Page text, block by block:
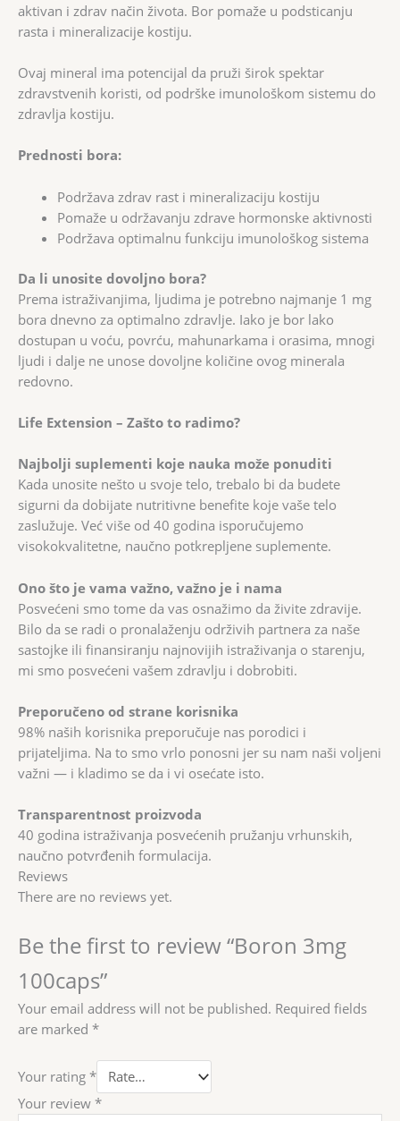
aktivan i zdrav način života. Bor pomaže u podsticanju
rasta i mineralizacije kostiju.
Ovaj mineral ima potencijal da pruži širok spektar
zdravstvenih koristi, od podrške imunološkom sistemu do
zdravlja kostiju.
Prednosti bora:
Podržava zdrav rast i mineralizaciju kostiju
Pomaže u održavanju zdrave hormonske aktivnosti
Podržava optimalnu funkciju imunološkog sistema
Da li unosite dovoljno bora?
Prema istraživanjima, ljudima je potrebno najmanje 1 mg
bora dnevno za optimalno zdravlje. Iako je bor lako
dostupan u voću, povrću, mahunarkama i orasima, mnogi
ljudi i dalje ne unose dovoljne količine ovog minerala
redovno.
Life Extension – Zašto to radimo?
Najbolji suplementi koje nauka može ponuditi
Kada unosite nešto u svoje telo, trebalo bi da budete
sigurni da dobijate nutritivne benefite koje vaše telo
zaslužuje. Već više od 40 godina isporučujemo
visokokvalitetne, naučno potkrepljene suplemente.
Ono što je vama važno, važno je i nama
Posvećeni smo tome da vas osnažimo da živite zdravije.
Bilo da se radi o pronalaženju održivih partnera za naše
sastojke ili finansiranju najnovijih istraživanja o starenju,
mi smo posvećeni vašem zdravlju i dobrobiti.
Preporučeno od strane korisnika
98% naših korisnika preporučuje nas porodici i
prijateljima. Na to smo vrlo ponosni jer su nam naši voljeni
važni — i kladimo se da i vi osećate isto.
Transparentnost proizvoda
40 godina istraživanja posvećenih pružanju vrhunskih,
naučno potvrđenih formulacija.
Reviews
There are no reviews yet.
Be the first to review “Boron 3mg
100caps”
Your email address will not be published. Required fields
are marked *
Your rating *
Your review *